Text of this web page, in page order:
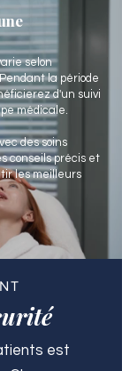
selon
la période
d'un suivi
médicale.
des soins
conseils précis et
les meilleurs
est